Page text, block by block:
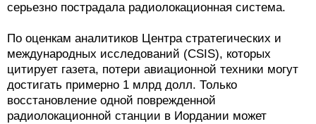
серьезно пострадала радиолокационная система.
По оценкам аналитиков Центра стратегических и
международных исследований (CSIS), которых
цитирует газета, потери авиационной техники могут
достигать примерно 1 млрд долл. Только
восстановление одной поврежденной
радиолокационной станции в Иордании может